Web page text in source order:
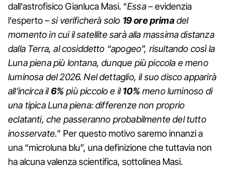
dall'astrofisico Gianluca Masi. “Essa– evidenzia
l'esperto –si verificherà solo 19 ore primadel
momento in cui il satellite sarà alla massima distanza
dalla Terra, al cosiddetto “apogeo”, risultando così la
Luna piena più lontana, dunque più piccola e meno
luminosa del 2026. Nel dettaglio, il suo disco apparirà
all’incirca il6% più piccolo e il10% meno luminoso di
una tipica Luna piena: differenze non proprio
eclatanti, che passeranno probabilmente del tutto
inosservate.” Per questo motivo saremo innanzi a
una “microluna blu”, una definizione che tuttavia non
ha alcuna valenza scientifica, sottolinea Masi.